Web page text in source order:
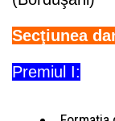
Secţiunea
Premiul I: